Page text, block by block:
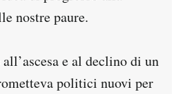
nostre paure.
e al declino di un
politici nuovi per